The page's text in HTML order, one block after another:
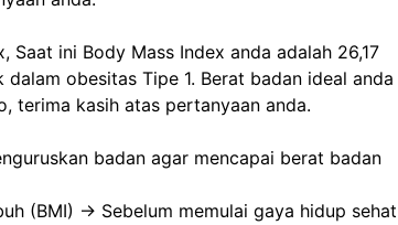
Saat ini Body Mass Index anda adalah 26,17
obesitas Tipe 1. Berat badan ideal anda
terima kasih atas pertanyaan anda.
badan agar mencapai berat badan
(BMI) -> Sebelum memulai gaya hidup sehat